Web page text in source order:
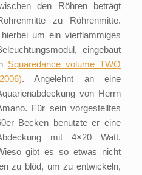
den Röhren beträgt
zu Röhrenmitte.
um ein vierflammiges
eingebaut
Squaredance volume TWO
. Angelehnt an eine
von Herrn
Für sein vorgestelltes
Becken benutzte er eine
mit 4×20 Watt.
gibt es so etwas nicht
zu blöd, um zu entwickeln,